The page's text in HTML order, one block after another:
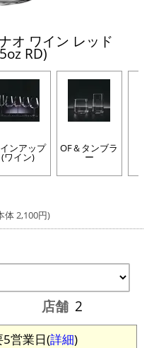
オ ワイン レッド
RD)
ンアップ
(ワイン)
OF＆タンブラ
ー
体 2,100円)
店舗 2
営業日(詳細)